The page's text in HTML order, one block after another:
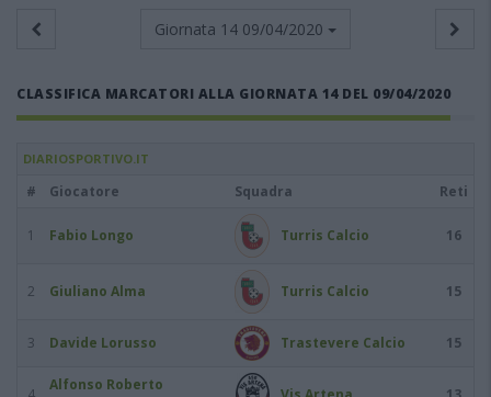
Giornata 14 09/04/2020
CLASSIFICA MARCATORI ALLA GIORNATA 14 DEL 09/04/2020
DIARIOSPORTIVO.IT
# Giocatore Squadra Reti
1 Fabio Longo Turris Calcio 16
2 Giuliano Alma Turris Calcio 15
3 Davide Lorusso Trastevere Calcio 15
Alfonso Roberto